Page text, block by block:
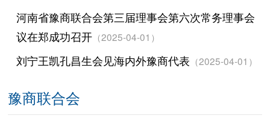
河南省豫商联合会第三届理事会第六次常务理事会
议在郑成功召开（2025-04-01）
刘宁王凯孔昌生会见海内外豫商代表 （2025-04-01）
豫商联合会